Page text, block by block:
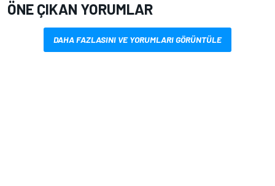
ÖNE ÇIKAN YORUMLAR
DAHA FAZLASINI VE YORUMLARI GÖRÜNTÜLE